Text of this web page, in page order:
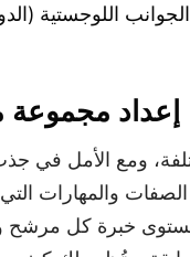
الجوانب اللوجستية
4. إعداد مجموعة
ومع الأمل في
والمهارات
خبرة كل مرشح